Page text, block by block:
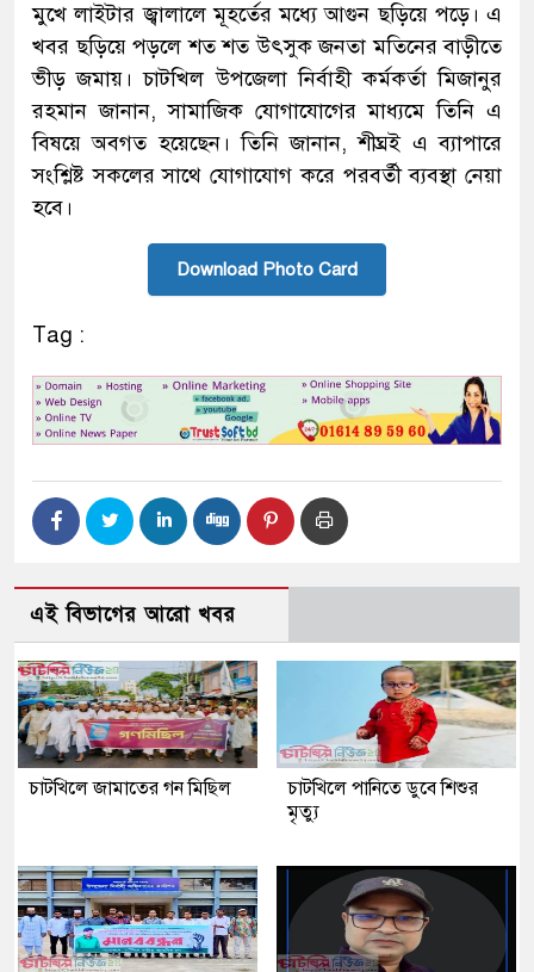
মুখে লাইটার জ্বালালে মূহর্তের মধ্যে আগুন ছড়িয়ে পড়ে। এ
খবর ছড়িয়ে পড়লে শত শত উৎসুক জনতা মতিনের বাড়ীতে
ভীড় জমায়। চাটখিল উপজেলা নির্বাহী কর্মকর্তা মিজানুর
রহমান জানান, সামাজিক যোগাযোগের মাধ্যমে তিনি এ
বিষয়ে অবগত হয়েছেন। তিনি জানান, শীঘ্রই এ ব্যাপারে
সংশ্লিষ্ট সকলের সাথে যোগাযোগ করে পরবর্তী ব্যবস্থা নেয়া
হবে।
Download Photo Card
Tag :
এই বিভাগের আরো খবর
চাটখিলে জামাতের গন মিছিল
চাটখিলে পানিতে ডুবে শিশুর
মৃত্যু